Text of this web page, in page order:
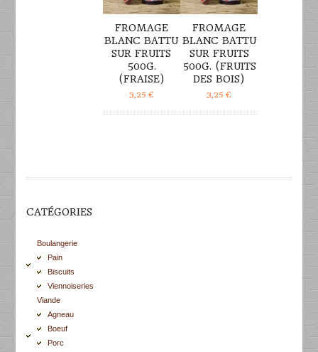
FROMAGE
BLANC BATTU
SUR FRUITS
500G.
(FRAISE)
3,25 €
FROMAGE
BLANC BATTU
SUR FRUITS
500G. (FRUITS
DES BOIS)
3,25€
CATÉGORIES
Boulangerie
Pain
Biscuits
Viennoiseries
Viande
Agneau
Boeuf
Porc